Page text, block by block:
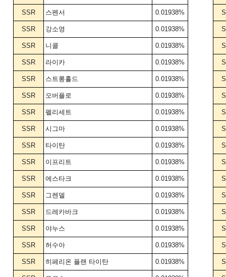
SSR 스펜서 0.01938%
SSR 강소영 0.01938%
SSR 니콜 0.01938%
SSR 라이카 0.01938%
SSR 스트롱홀드 0.01938%
SSR 오버플로 0.01938%
SSR 펠리세트 0.01938%
SSR 시그마 0.01938%
SSR 타이탄 0.01938%
SSR 이프리트 0.01938%
SSR 에스타크 0.01938%
SSR 그렌델 0.01938%
SSR 드레카바크 0.01938%
SSR 야누스 0.01938%
SSR 허수아 0.01938%
SSR 히페리온 플랜 타이탄 0.01938%